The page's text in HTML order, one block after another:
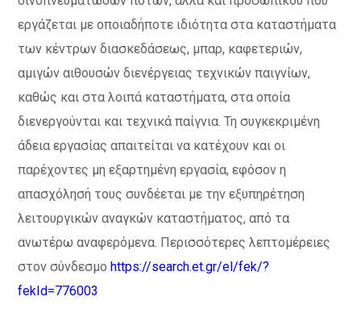
εργάζεται με οποιαδήποτε ιδιότητα στα καταστήματα
των κέντρων διασκεδάσεως, μπαρ, καφετεριών,
αμιγών αιθουσών διενέργειας τεχνικών παιγνίων,
καθώς και στα λοιπά καταστήματα, στα οποία
διενεργούνται και τεχνικά παίγνια. Τη συγκεκριμένη
άδεια εργασίας απαιτείται να κατέχουν και οι
παρέχοντες μη εξαρτημένη εργασία, εφόσον η
απασχόλησή τους συνδέεται με την εξυπηρέτηση
λειτουργικών αναγκών καταστήματος, από τα
ανωτέρω αναφερόμενα. Περισσότερες λεπτομέρειες
στον σύνδεσμοhttps://search.et.gr/el/fek/?
fekId=776003